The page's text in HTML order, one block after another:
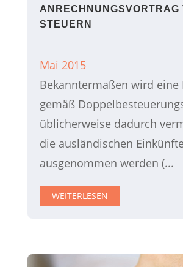
STEUERN
Mai 2015
Bekanntermaßen wird
gemäß
üblicherweise dadurch
die ausländischen
ausgenommen werden (...
WEITERLESEN